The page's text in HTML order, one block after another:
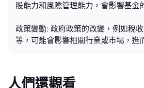
股能力和風險管理能力，會影響基金
政策變動: 政府政策的改變，例如稅
等，可能會影響相關行業或市場，進
人們還觀看